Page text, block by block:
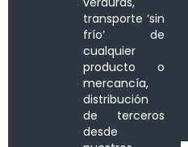
transporte ‘sin
frío’ de
cualquier
producto o
mercancía,
distribución
de terceros
desde